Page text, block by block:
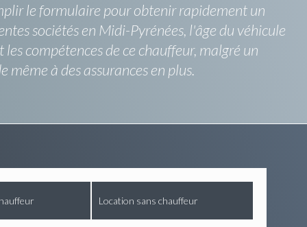
le formulaire pour obtenir rapidement un
sociétés en Midi-Pyrénées, l'âge du véhicule
compétences de ce chauffeur, malgré un
à des assurances en plus.
Location sans chauffeur